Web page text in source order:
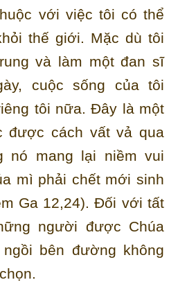
với việc tôi có thể
thế giới. Mặc dù tôi
và làm một đan sĩ
cuộc sống của tôi
tôi nữa. Đây là một
được cách vất vả qua
nó mang lại niềm vui
mì phải chết mới sinh
Ga 12,24). Đối với tất
người được Chúa
bên đường không